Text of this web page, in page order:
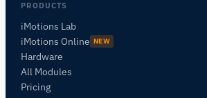
PRODUCTS
iMotions Lab
iMotions Online NEW
Hardware
All Modules
Pricing